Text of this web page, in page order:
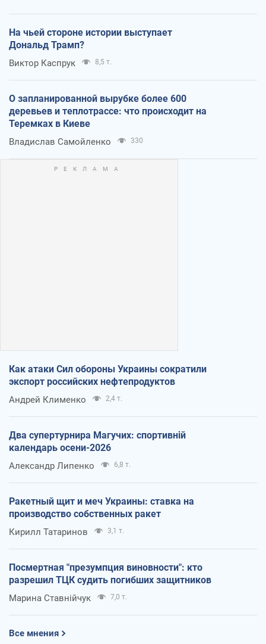
На чьей стороне истории выступает
Дональд Трамп?
Виктор Каспрук 8,5 т.
О запланированной вырубке более 600
деревьев и теплотрассе: что происходит на
Теремках в Киеве
Владислав Самойленко 330
Как атаки Сил обороны Украины сократили
экспорт российских нефтепродуктов
Андрей Клименко 2,4 т.
Два супертурнира Магучих: спортивній
календарь осени-2026
Александр Липенко 6,8 т.
Ракетный щит и меч Украины: ставка на
производство собственных ракет
Кирилл Татаринов 3,1 т.
Посмертная "презумпция виновности": кто
разрешил ТЦК судить погибших защитников
Марина Ставнійчук 7,0 т.
Все мнения